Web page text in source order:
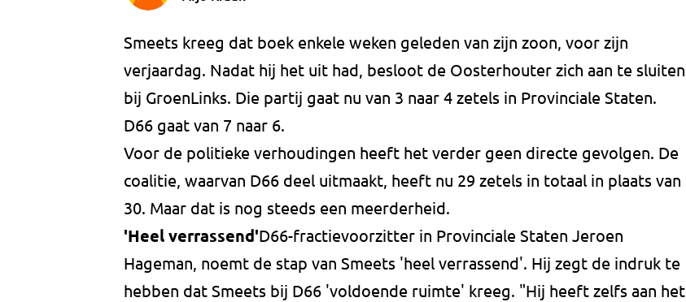
Smeets kreeg dat boek enkele weken geleden van zijn zoon, voor zijn
verjaardag. Nadat hij het uit had, besloot de Oosterhouter zich aan te sluiten
bij GroenLinks. Die partij gaat nu van 3 naar 4 zetels in Provinciale Staten.
D66 gaat van 7 naar 6.
Voor de politieke verhoudingen heeft het verder geen directe gevolgen. De
coalitie, waarvan D66 deel uitmaakt, heeft nu 29 zetels in totaal in plaats van
30. Maar dat is nog steeds een meerderheid.
'Heel verrassend'D66-fractievoorzitter in Provinciale Staten Jeroen
Hageman, noemt de stap van Smeets 'heel verrassend'. Hij zegt de indruk te
hebben dat Smeets bij D66 'voldoende ruimte' kreeg. "Hij heeft zelfs aan het